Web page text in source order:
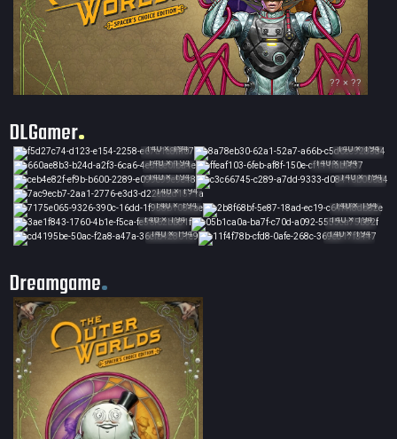
?? × ??
DLGamer 140 × 194
140 × 194
140 × 194
140 × 194
140 × 194
140 × 194
140 × 194
140 × 194
140 × 194
140 × 194
140 × 194
140 × 194
140 × 194
Dreamgame